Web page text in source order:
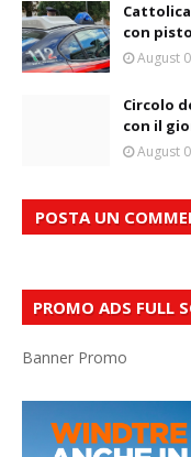
con
August
Circolo
con il
August
POSTA UN
PROMO ADS FULL
Banner Promo